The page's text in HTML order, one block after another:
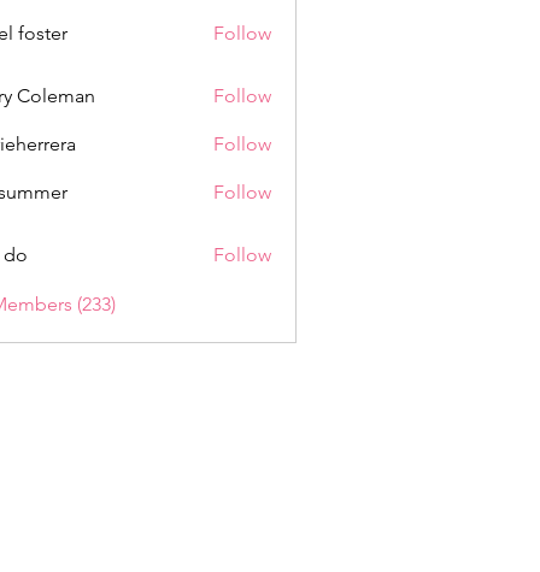
foster Follow
Coleman Follow
Follow
Follow
do Follow
(233)